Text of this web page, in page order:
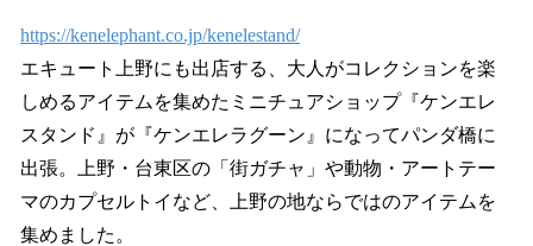
https://kenelephant.co.jp/kenelestand/
エキュート上野にも出店する、大人がコレクションを楽
しめるアイテムを集めたミニチュアショップ『ケンエレ
スタンド』が『ケンエレラグーン』になってパンダ橋に
出張。上野・台東区の「街ガチャ」や動物・アートテー
マのカプセルトイなど、上野の地ならではのアイテムを
集めました。